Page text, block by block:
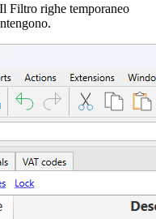
Filtro righe temporaneo